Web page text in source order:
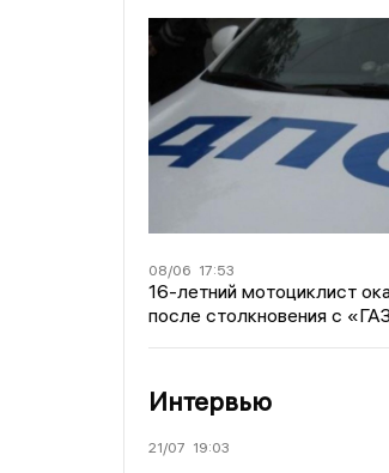
08/06 17:53
16-летний мотоциклист
после столкновения с
Интервью
21/07 19:03